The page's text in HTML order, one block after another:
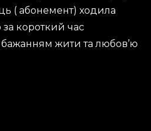
( абонемент) ходила
короткий час
жити та любов’ю